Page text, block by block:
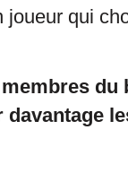
qui
du